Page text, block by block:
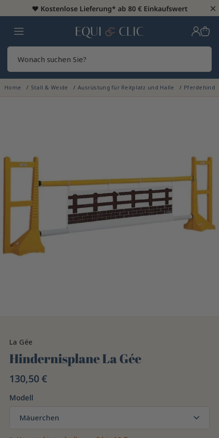
♥️ Kostenlose Lieferung* ab 80 € Einkaufswert ×
Heim
Home Stall & Weide Ausrüstung für Reitplatz und Halle
La Gée
Hindernisplane La Gée
130,50 €
Modell
Mäuerchen